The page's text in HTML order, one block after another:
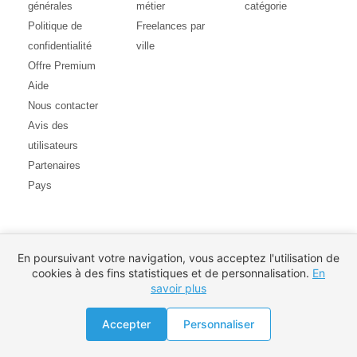
générales
Politique de
confidentialité
Offre Premium
Aide
Nous contacter
Avis des
utilisateurs
Partenaires
Pays
métier
Freelances par
ville
catégorie
En poursuivant votre navigation, vous acceptez l'utilisation de
cookies à des fins statistiques et de personnalisation. En
savoir plus
Accepter Personnaliser